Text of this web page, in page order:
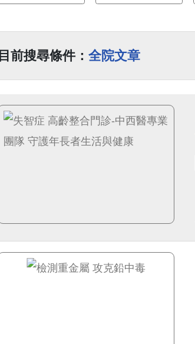
目前搜尋條件： 全院文章